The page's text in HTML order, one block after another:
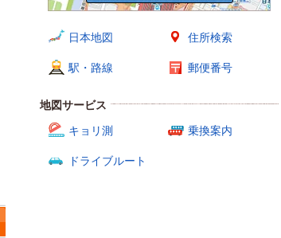
日本地図 住所検索
駅・路線 郵便番号
地図サービス
キョリ測
乗換案内
ドライブルート